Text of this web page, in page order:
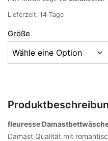
Lieferzeit: 14 Tage
Größe
fleuresse
Damast Qualität mit